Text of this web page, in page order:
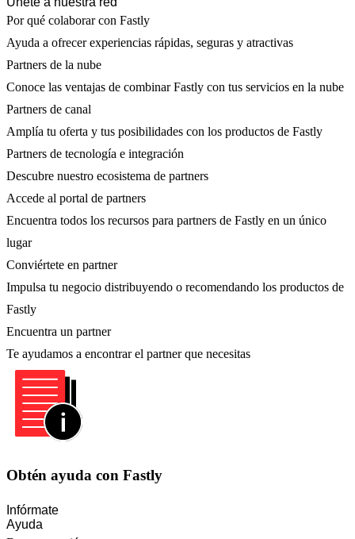
Por qué colaborar con Fastly
Ayuda a ofrecer experiencias rápidas, seguras y atractivas
Partners de la nube
Conoce las ventajas de combinar Fastly con tus servicios en la nube
Partners de canal
Amplía tu oferta y tus posibilidades con los productos de Fastly
Partners de tecnología e integración
Descubre nuestro ecosistema de partners
Accede al portal de partners
Encuentra todos los recursos para partners de Fastly en un único
lugar
Conviértete en partner
Impulsa tu negocio distribuyendo o recomendando los productos de
Fastly
Encuentra un partner
Te ayudamos a encontrar el partner que necesitas
Obtén ayuda con Fastly
Infórmate
Ayuda